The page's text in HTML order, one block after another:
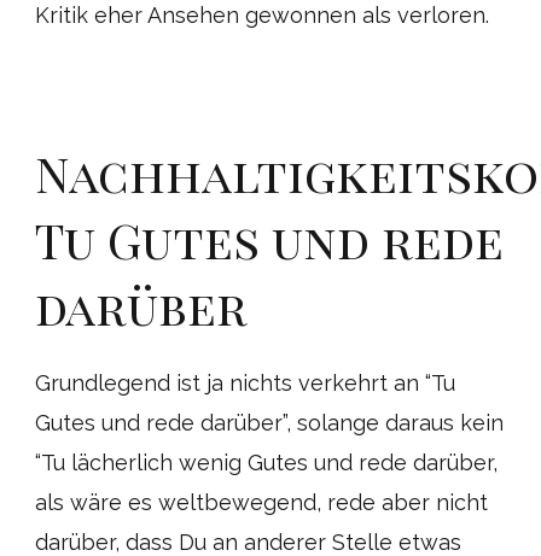
Kritik eher Ansehen gewonnen als verloren.
Tu Gutes und rede
darüber
Grundlegend ist ja nichts verkehrt an “Tu
Gutes und rede darüber”, solange daraus kein
“Tu lächerlich wenig Gutes und rede darüber,
als wäre es weltbewegend, rede aber nicht
darüber, dass Du an anderer Stelle etwas